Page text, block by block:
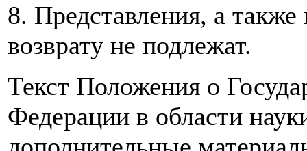
8. Представления, а
возврату не подлежат.
Текст Положения о
Федерации в области